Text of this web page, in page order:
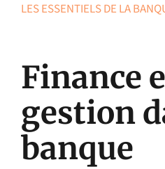
LES ESSENTIELS DE LA
Finance
gestion
banque